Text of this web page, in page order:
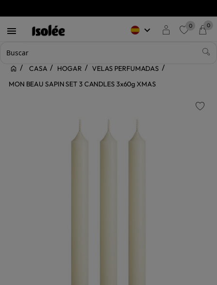
 keyboard_arrow_down 0 0
CASA HOGAR
VELAS PERFUMADAS
MON BEAU SAPIN SET 3 CANDLES 3x60g XMAS